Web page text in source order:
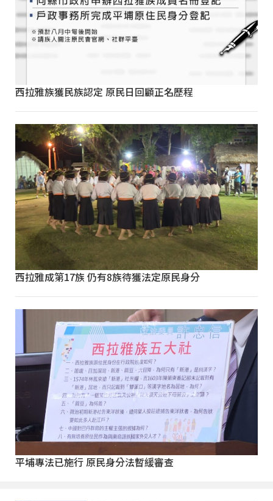
西拉雅族獲民族認定 原民日回顧正名歷程
西拉雅成第17族 仍有8族待獲法定原民身分
平埔專法已施行 原民身分法暫緩審查